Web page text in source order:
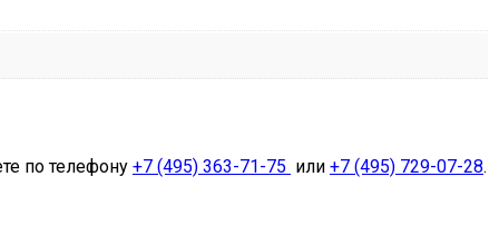
по телефону +7 (495) 363-71-75 или +7 (495) 729-07-28.